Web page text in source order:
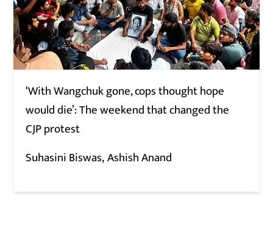
‘With Wangchuk gone, cops thought hope
would die’: The weekend that changed the
CJP protest
Suhasini Biswas Ashish Anand